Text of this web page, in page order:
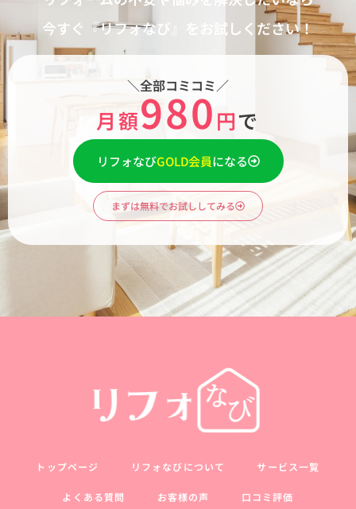
今すぐ『リフォなび』をお試しください！
＼全部コミコミ／
月額980円で
リフォなびGOLD会員になる
まずは無料でお試ししてみる
トップページ リフォなびについて サービス一覧
よくある質問 お客様の声 口コミ評価